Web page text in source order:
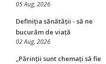
05 Aug, 2026
Definiția sănătății - să ne
bucurăm de viață
02 Aug, 2026
„Părinții sunt chemați să fie